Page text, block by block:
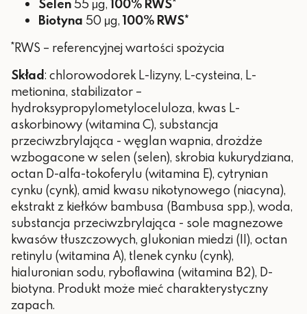
Selen 55 μg, 100% RWS*
Biotyna 50 μg, 100% RWS*
*RWS – referencyjnej wartości spożycia
Skład: chlorowodorek L-lizyny, L-cysteina, L-
metionina, stabilizator –
hydroksypropylometyloceluloza, kwas L-
askorbinowy (witamina C), substancja
przeciwzbrylająca - węglan wapnia, drożdże
wzbogacone w selen (selen), skrobia kukurydziana,
octan D-alfa-tokoferylu (witamina E), cytrynian
cynku (cynk), amid kwasu nikotynowego (niacyna),
ekstrakt z kiełków bambusa (Bambusa spp.), woda,
substancja przeciwzbrylająca - sole magnezowe
kwasów tłuszczowych, glukonian miedzi (II), octan
retinylu (witamina A), tlenek cynku (cynk),
hialuronian sodu, ryboflawina (witamina B2), D-
biotyna. Produkt może mieć charakterystyczny
zapach.